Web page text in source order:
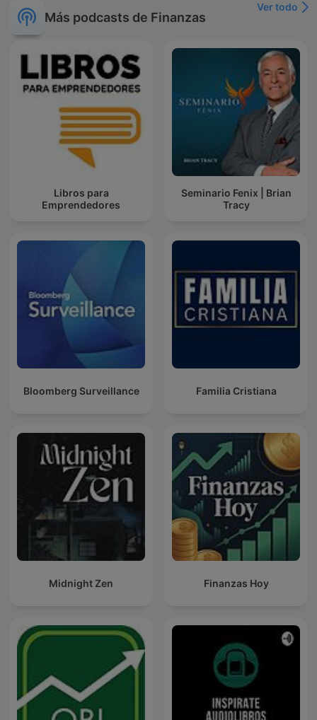
Más podcasts de Finanzas
Ver todo
Libros para
Emprendedores
Seminario Fenix | Brian
Tracy
Bloomberg Surveillance Familia Cristiana
Midnight Zen Finanzas Hoy